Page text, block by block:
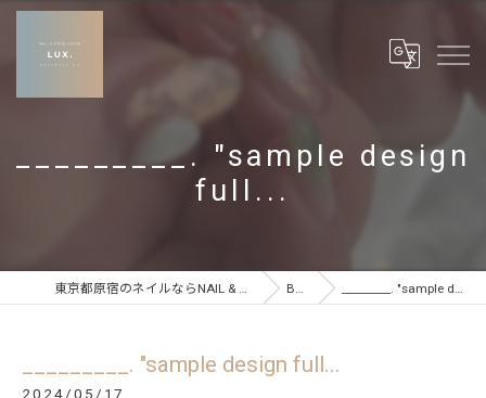
_________. "sample design
full...
東京都原宿のネイルならNAIL & CARE SALON LUX BLOG _________. "sample design full...
_________. "sample design full...
2024/05/17